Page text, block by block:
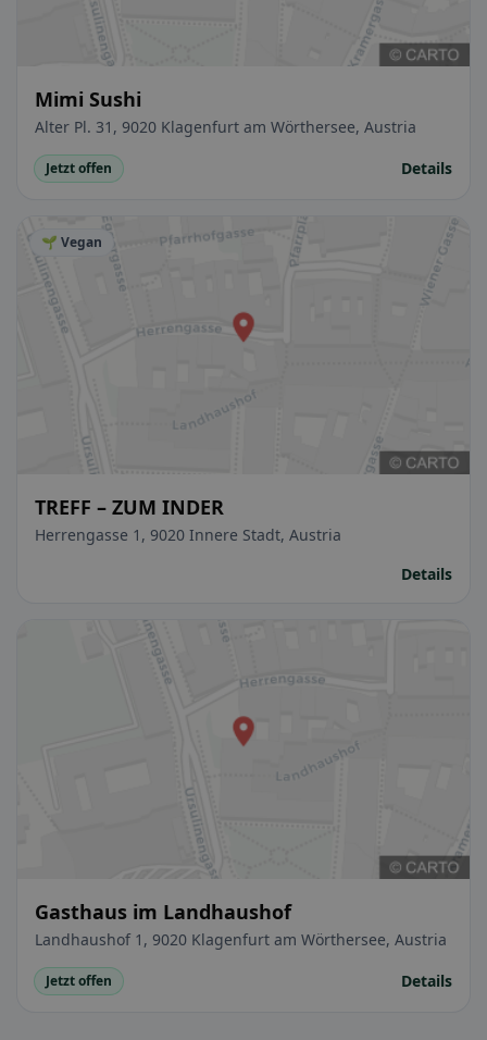
Mimi Sushi
Alter Pl. 31, 9020 Klagenfurt am Wörthersee, Austria
Jetzt offen Details
🌱 Vegan
TREFF – ZUM INDER
Herrengasse 1, 9020 Innere Stadt, Austria
Details
Gasthaus im Landhaushof
Landhaushof 1, 9020 Klagenfurt am Wörthersee, Austria
Jetzt offen Details